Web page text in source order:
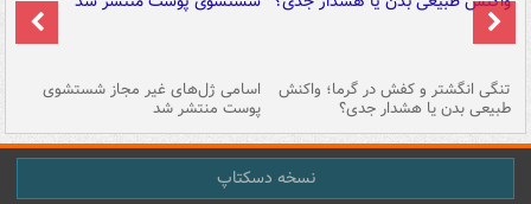
تنگی انگشتر و کفش در گرما؛ واکنش
طبیعی بدن یا هشدار جدی؟
اسامی ژل‌های غیر مجاز شستشوی
پوست منتشر شد
نسخه دسکتاپ